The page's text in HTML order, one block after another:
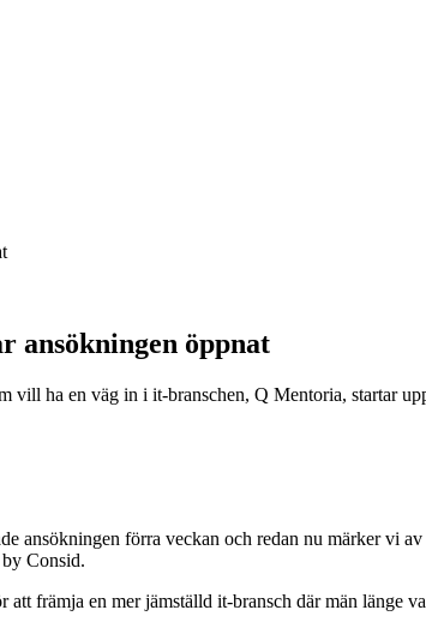
ansökningen öppnat
ha en väg in i it-branschen, Q Mentoria, startar
ansökningen förra veckan och redan nu märker vi
Consid.
främja en mer jämställd it-bransch där män länge